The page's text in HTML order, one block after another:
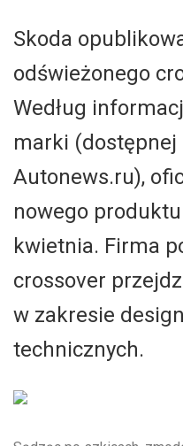
Skoda
odświeżonego
Według
marki (dostępnej
Autonews.ru),
nowego
kwietnia. Firma
crossover
w zakresie
technicznych.